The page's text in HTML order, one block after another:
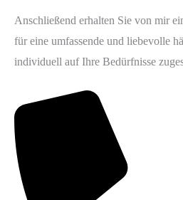
Anschließend erhalten Sie von mir
für eine umfassende und liebevolle
individuell auf Ihre Bedürfnisse